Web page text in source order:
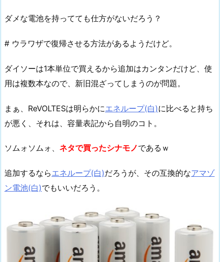
ダメな電池を持ってても仕方がないだろう？
# ウラワザで復帰させる方法があるようだけど。
ダイソーは1本単位で買えるから追加はカンタンだけど、使
用は複数本なので、新旧混ざってしまうのが問題。
まぁ、ReVOLTESは明らかにエネループ(白)に比べると持ち
が悪く、それは、容量表記から自明のコト。
ソムォソムォ、 ネタで買ったシナモノであるｗ
追加するならエネループ(白)だろうが、その互換的なアマゾ
ン電池(白)でもいいだろう。